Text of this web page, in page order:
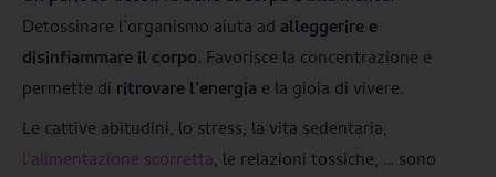
Detossinare l’organismo aiuta ad alleggerire e
disinfiammare il corpo. Favorisce la concentrazione e
permette di ritrovare l’energia e la gioia di vivere.
Le cattive abitudini, lo stress, la vita sedentaria,
l’alimentazione scorretta, le relazioni tossiche, … sono